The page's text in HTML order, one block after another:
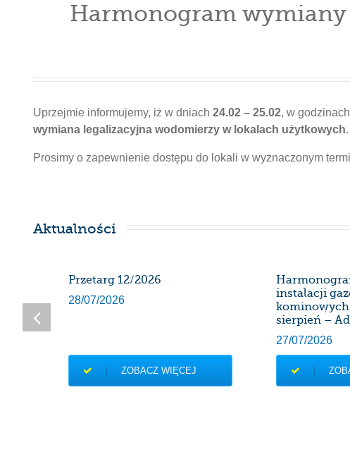
Harmonogram
Uprzejmie informujemy, iż w dniach 24.02 – 25.02, w godzinach
wymiana legalizacyjna wodomierzy w lokalach użytkowych.
Prosimy o zapewnienie dostępu do lokali w wyznaczonym
Aktualności
Przetarg 12/2026
28/07/2026
ZOBACZ WIĘCEJ
instalacji
kominowych
sierpień –
27/07/2026